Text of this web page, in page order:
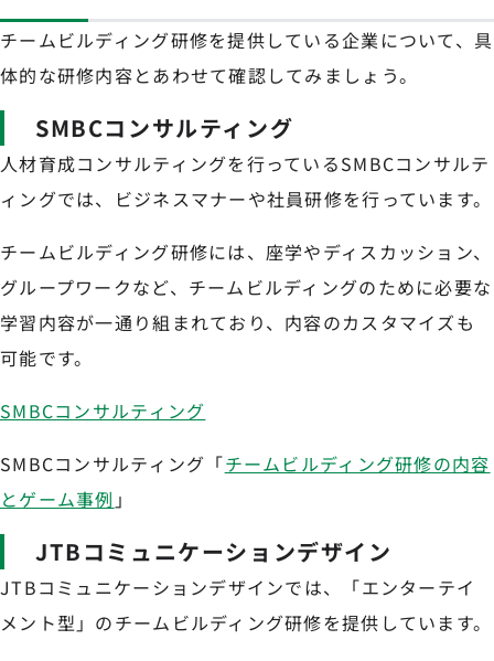
チームビルディング研修を提供している企業について、具
体的な研修内容とあわせて確認してみましょう。
SMBCコンサルティング
人材育成コンサルティングを行っているSMBCコンサルテ
ィングでは、ビジネスマナーや社員研修を行っています。
チームビルディング研修には、座学やディスカッション、
グループワークなど、チームビルディングのために必要な
学習内容が一通り組まれており、内容のカスタマイズも
可能です。
SMBCコンサルティング
SMBCコンサルティング「チームビルディング研修の内容
とゲーム事例 」
JTBコミュニケーションデザイン
JTBコミュニケーションデザインでは、「エンターテイ
メント型」のチームビルディング研修を提供しています。